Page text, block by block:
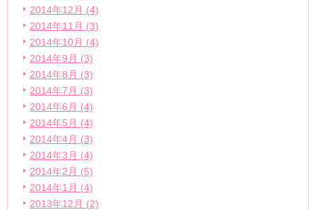
2014年12月 (4)
2014年11月 (3)
2014年10月 (4)
2014年9月 (3)
2014年8月 (3)
2014年7月 (3)
2014年6月 (4)
2014年5月 (4)
2014年4月 (3)
2014年3月 (4)
2014年2月 (5)
2014年1月 (4)
2013年12月 (2)